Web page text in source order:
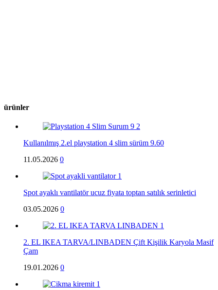
ürünler
Kullanılmış 2.el playstation 4 slim sürüm 9.60
11.05.2026 0
Spot ayaklı vantilatör ucuz fiyata toptan satılık serinletici
03.05.2026 0
2. EL IKEA TARVA/LINBADEN Çift Kişilik Karyola Masif
Çam
19.01.2026 0